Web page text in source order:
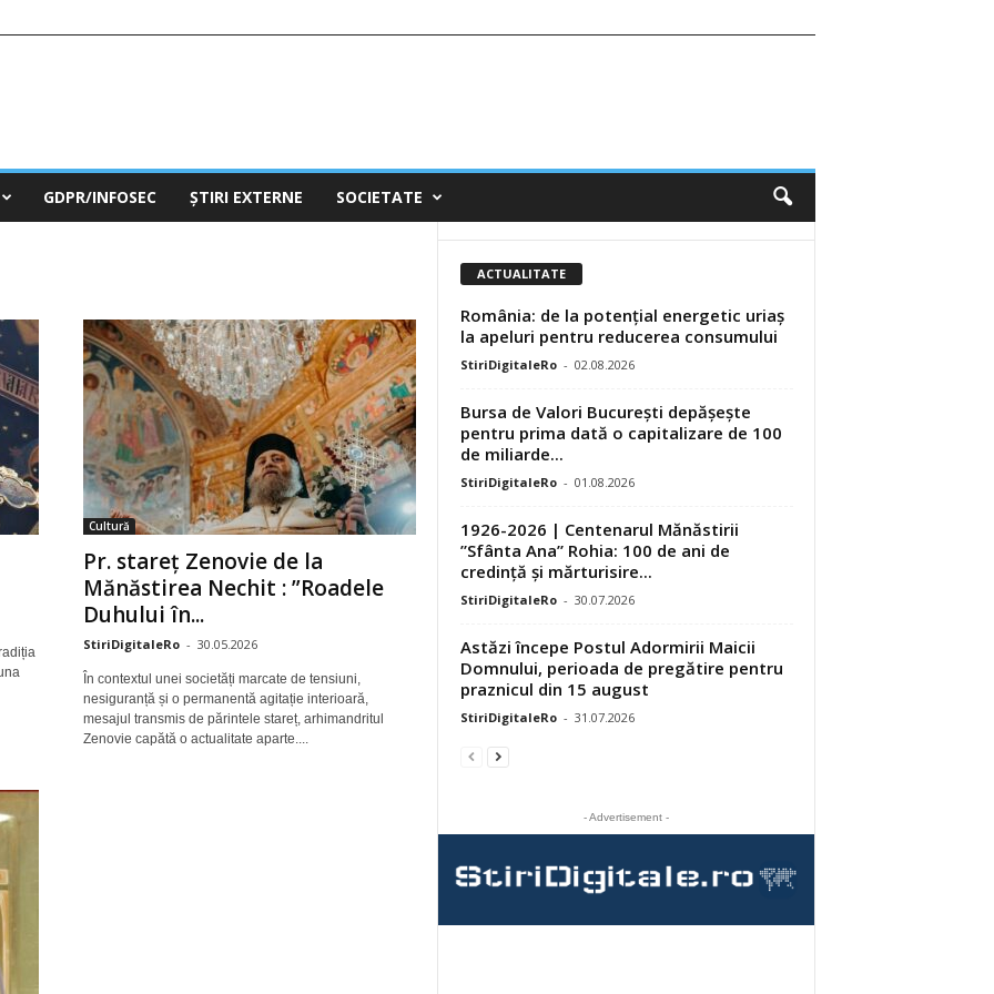
GDPR/INFOSEC ȘTIRI EXTERNE SOCIETATE
Cultură
Pr. stareț Zenovie de la
Mănăstirea Nechit : ”Roadele
Duhului în...
StiriDigitaleRo - 30.05.2026
În contextul unei societăți marcate de tensiuni,
nesiguranță și o permanentă agitație interioară,
mesajul transmis de părintele stareț, arhimandritul
Zenovie capătă o actualitate aparte....
ACTUALITATE
România: de la potențial energetic uriaș
la apeluri pentru reducerea consumului
StiriDigitaleRo - 02.08.2026
Bursa de Valori București depășește
pentru prima dată o capitalizare de 100
de miliarde...
StiriDigitaleRo - 01.08.2026
1926-2026 | Centenarul Mănăstirii
”Sfânta Ana” Rohia: 100 de ani de
credință și mărturisire...
StiriDigitaleRo - 30.07.2026
Astăzi începe Postul Adormirii Maicii
Domnului, perioada de pregătire pentru
praznicul din 15 august
StiriDigitaleRo - 31.07.2026
- Advertisement -